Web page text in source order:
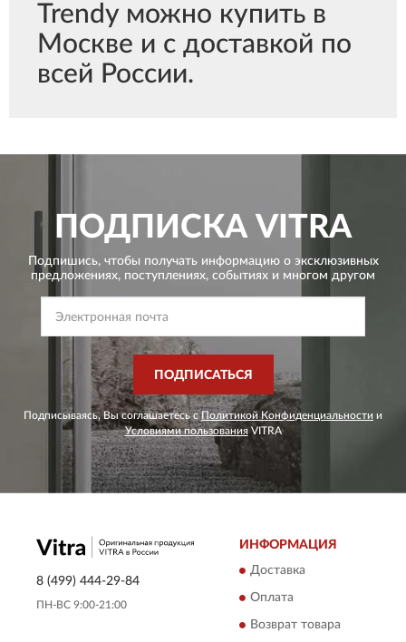
Trendy можно купить в
Москве и с доставкой по
всей России.
ПОДПИСКА VITRA
Подпишись, чтобы получать информацию о эксклюзивных
предложениях, поступлениях, событиях и многом другом
ПОДПИСАТЬСЯ
Подписываясь, Вы соглашаетесь сПолитикой Конфиденциальности и
Условиями пользованияVITRA
8 (499) 444-29-84
ПН-ВС 9:00-21:00
ИНФОРМАЦИЯ
Доставка
Оплата
Возврат товара